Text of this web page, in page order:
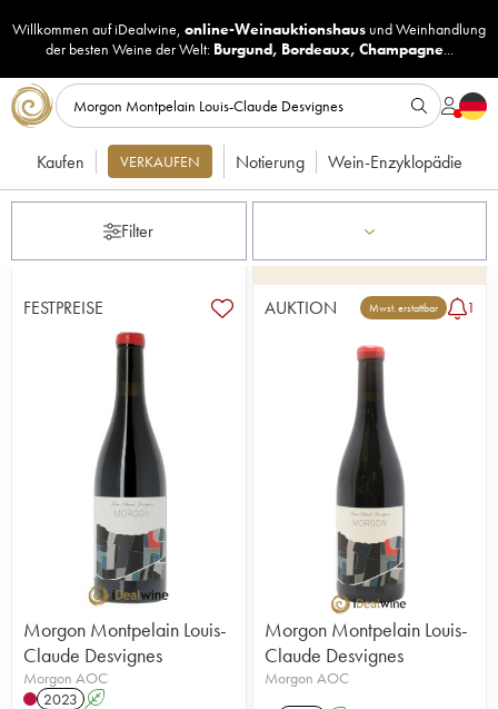
Willkommen auf iDealwine, online-Weinauktionshaus undWeinhandlung
der besten Weine der Welt: Burgund, Bordeaux, Champagne...
Kaufen VERKAUFEN Notierung Wein-Enzyklopädie
Filter
FESTPREISE
Morgon Montpelain Louis-
Claude Desvignes
Morgon AOC
2023 A
AUKTION Mwst. erstattbar 1
Morgon Montpelain Louis-
Claude Desvignes
Morgon AOC